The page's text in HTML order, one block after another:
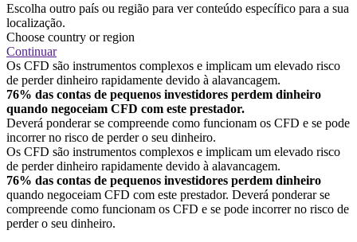
Escolha outro país ou região para ver conteúdo específico para a sua
localização.
Choose country or region
Continuar
Os CFD são instrumentos complexos e implicam um elevado risco
de perder dinheiro rapidamente devido à alavancagem.
76% das contas de pequenos investidores perdem dinheiro
quando negoceiam CFD com este prestador.
Deverá ponderar se compreende como funcionam os CFD e se pode
incorrer no risco de perder o seu dinheiro.
Os CFD são instrumentos complexos e implicam um elevado risco
de perder dinheiro rapidamente devido à alavancagem.
76% das contas de pequenos investidores perdem dinheiro
quando negoceiam CFD com este prestador. Deverá ponderar se
compreende como funcionam os CFD e se pode incorrer no risco de
perder o seu dinheiro.